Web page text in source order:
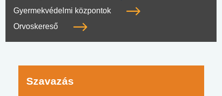
Gyermekvédelmi központok
Orvoskereső
Szavazás